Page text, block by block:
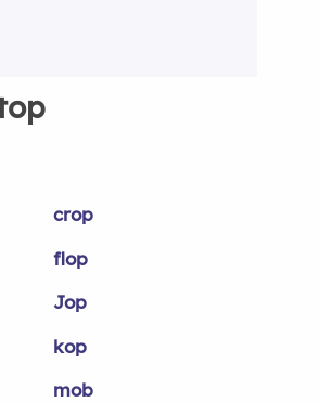
crop
flop
Jop
kop
mob